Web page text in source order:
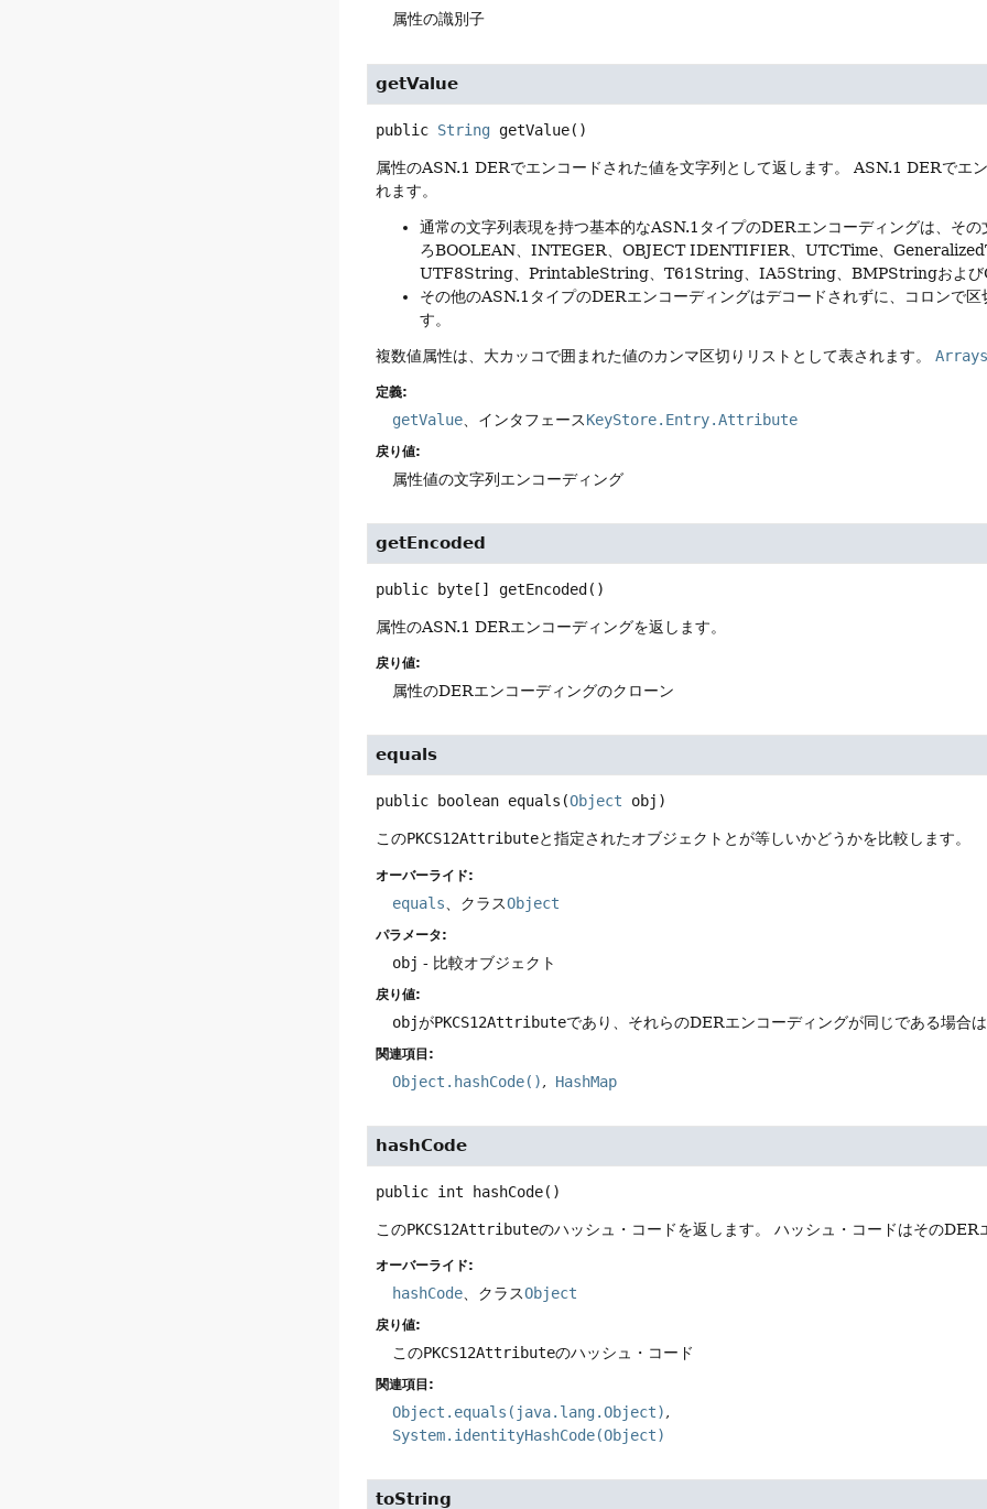
属性の識別子
getValue
public String getValue()
属性のASN.1 DERでエンコードされた値を文字列として返します。 ASN.1 DERでエ
れます。
通常の文字列表現を持つ基本的なASN.1タイプのDERエンコーディングは、その
ろBOOLEAN、INTEGER、OBJECT IDENTIFIER、UTCTime、
UTF8String、PrintableString、T61String、IA5String、BMPStringおよび
その他のASN.1タイプのDERエンコーディングはデコードされずに、コロンで
す。
複数値属性は、大カッコで囲まれた値のカンマ区切りリストとして表されます。
定義:
getValue 、インタフェースKeyStore.Entry.Attribute
戻り値:
属性値の文字列エンコーディング
getEncoded
public byte[] getEncoded ()
属性のASN.1 DERエンコーディングを返します。
戻り値:
属性のDERエンコーディングのクローン
equals
public boolean equals (Object obj)
このPKCS12Attributeと指定されたオブジェクトとが等しいかどうかを比較します。
オーバーライド:
equals 、クラスObject
パラメータ:
obj - 比較オブジェクト
戻り値:
objがPKCS12Attributeであり、それらのDERエンコーディングが同じである場合
関連項目:
Object.hashCode() HashMap
hashCode
public int hashCode()
このPKCS12Attributeのハッシュ・コードを返します。 ハッシュ・コードはそのDER
オーバーライド:
hashCode 、クラスObject
戻り値:
このPKCS12Attributeのハッシュ・コード
関連項目:
Object.equals(java.lang.Object)
System.identityHashCode(Object)
toString